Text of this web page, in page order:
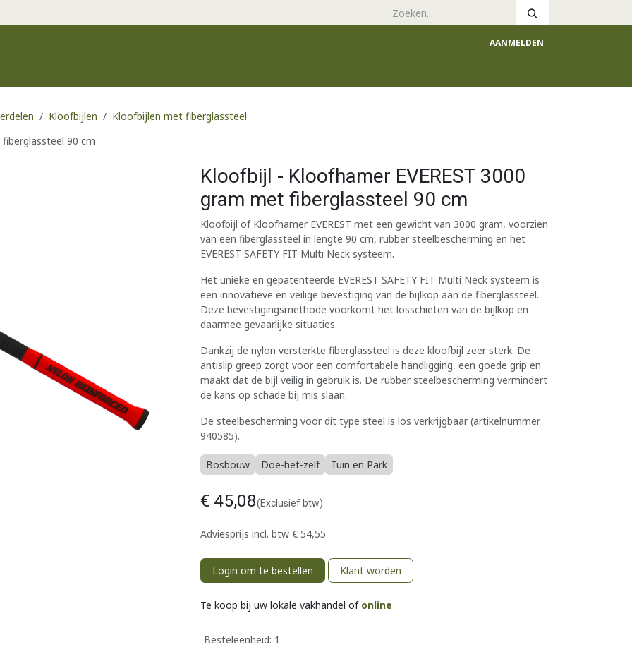
AANMELDEN
Kloofbijlen
Kloofbijlen met fiberglassteel
90 cm
Kloofbijl - Kloofhamer EVEREST 3000
gram met fiberglassteel 90 cm
Kloofbijl of Kloofhamer EVEREST met een gewicht van 3000 gram, voorzien
van een fiberglassteel in lengte 90 cm, rubber steelbescherming en het
EVEREST SAFETY FIT Multi Neck systeem.
Het unieke en gepatenteerde EVEREST SAFETY FIT Multi Neck systeem is
een innovatieve en veilige bevestiging van de bijlkop aan de fiberglassteel.
Deze bevestigingsmethode voorkomt het losschieten van de bijlkop en
daarmee gevaarlijke situaties.
Dankzij de nylon versterkte fiberglassteel is deze kloofbijl zeer sterk. De
antislip greep zorgt voor een comfortabele handligging, een goede grip en
maakt dat de bijl veilig in gebruik is. De rubber steelbescherming vermindert
de kans op schade bij mis slaan.
De steelbescherming voor dit type steel is los verkrijgbaar (artikelnummer
940585).
Bosbouw Doe-het-zelf Tuin en Park
€ 45,08(Exclusief btw)
Adviesprijs incl. btw € 54,55
Login om te bestellen Klant worden
Te koop bij uw lokale vakhandel of online
Besteleenheid: 1